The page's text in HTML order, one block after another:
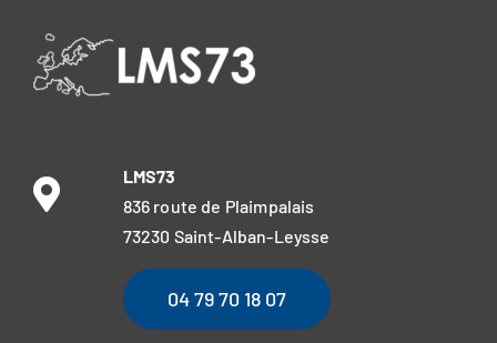
LMS73
836 route de Plaimpalais
73230 Saint-Alban-Leysse
04 79 70 18 07